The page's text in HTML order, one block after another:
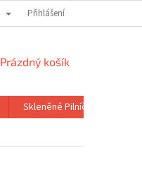
Přihlášení
NÁKUPNÍ
Prázdný košík
Skleněné Pilníčky